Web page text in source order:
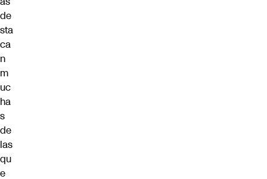
de
sta
ca
n
m
uc
ha
s
de
las
qu
e